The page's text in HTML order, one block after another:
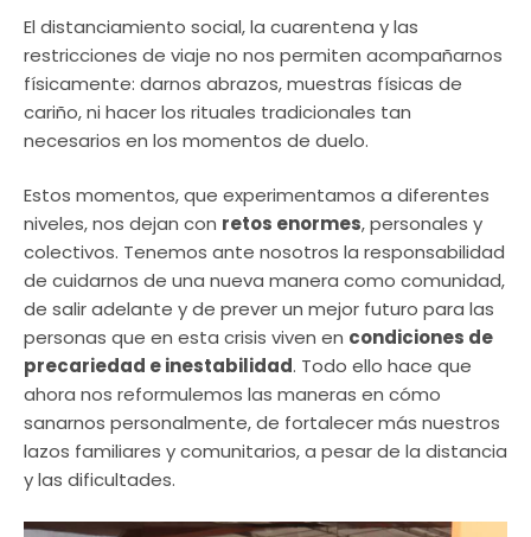
El distanciamiento social, la cuarentena y las
restricciones de viaje no nos permiten acompañarnos
físicamente: darnos abrazos, muestras físicas de
cariño, ni hacer los rituales tradicionales tan
necesarios en los momentos de duelo.
Estos momentos, que experimentamos a diferentes
niveles, nos dejan con retos enormes, personales y
colectivos. Tenemos ante nosotros la responsabilidad
de cuidarnos de una nueva manera como comunidad,
de salir adelante y de prever un mejor futuro para las
personas que en esta crisis viven en condiciones de
precariedad e inestabilidad. Todo ello hace que
ahora nos reformulemos las maneras en cómo
sanarnos personalmente, de fortalecer más nuestros
lazos familiares y comunitarios, a pesar de la distancia
y las dificultades.